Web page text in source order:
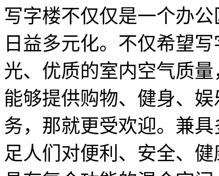
写字楼不仅仅是一个办
日益多元化。不仅希望
光、优质的室内空气质
能够提供购物、健身、
务，那就更受欢迎。兼
足人们对便利、安全、